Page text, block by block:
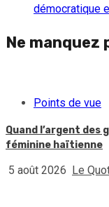
démocratique
Ne manquez
Points de vue
Quand l’argent des
féminine haïtienne
5 août 2026 Le